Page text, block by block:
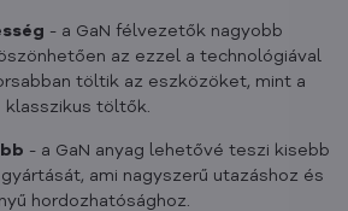
- a GaN félvezetők nagyobb
az ezzel a technológiával
töltik az eszközöket, mint a
klasszikus töltők.
- a GaN anyag lehetővé teszi kisebb
ami nagyszerű utazáshoz és
hordozhatósághoz.